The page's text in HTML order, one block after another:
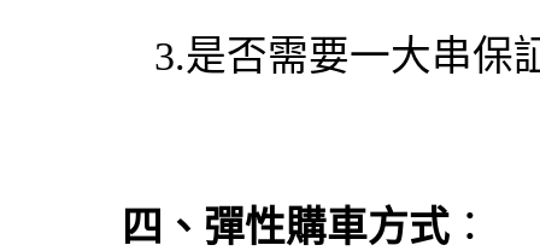
3.是否需要一大串保
四、彈性購車方式 ：